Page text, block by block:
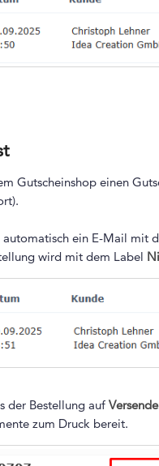
Gutscheinshop einen
ein E-Mail mit
wird mit dem Label
der Bestellung auf
zum Druck bereit.